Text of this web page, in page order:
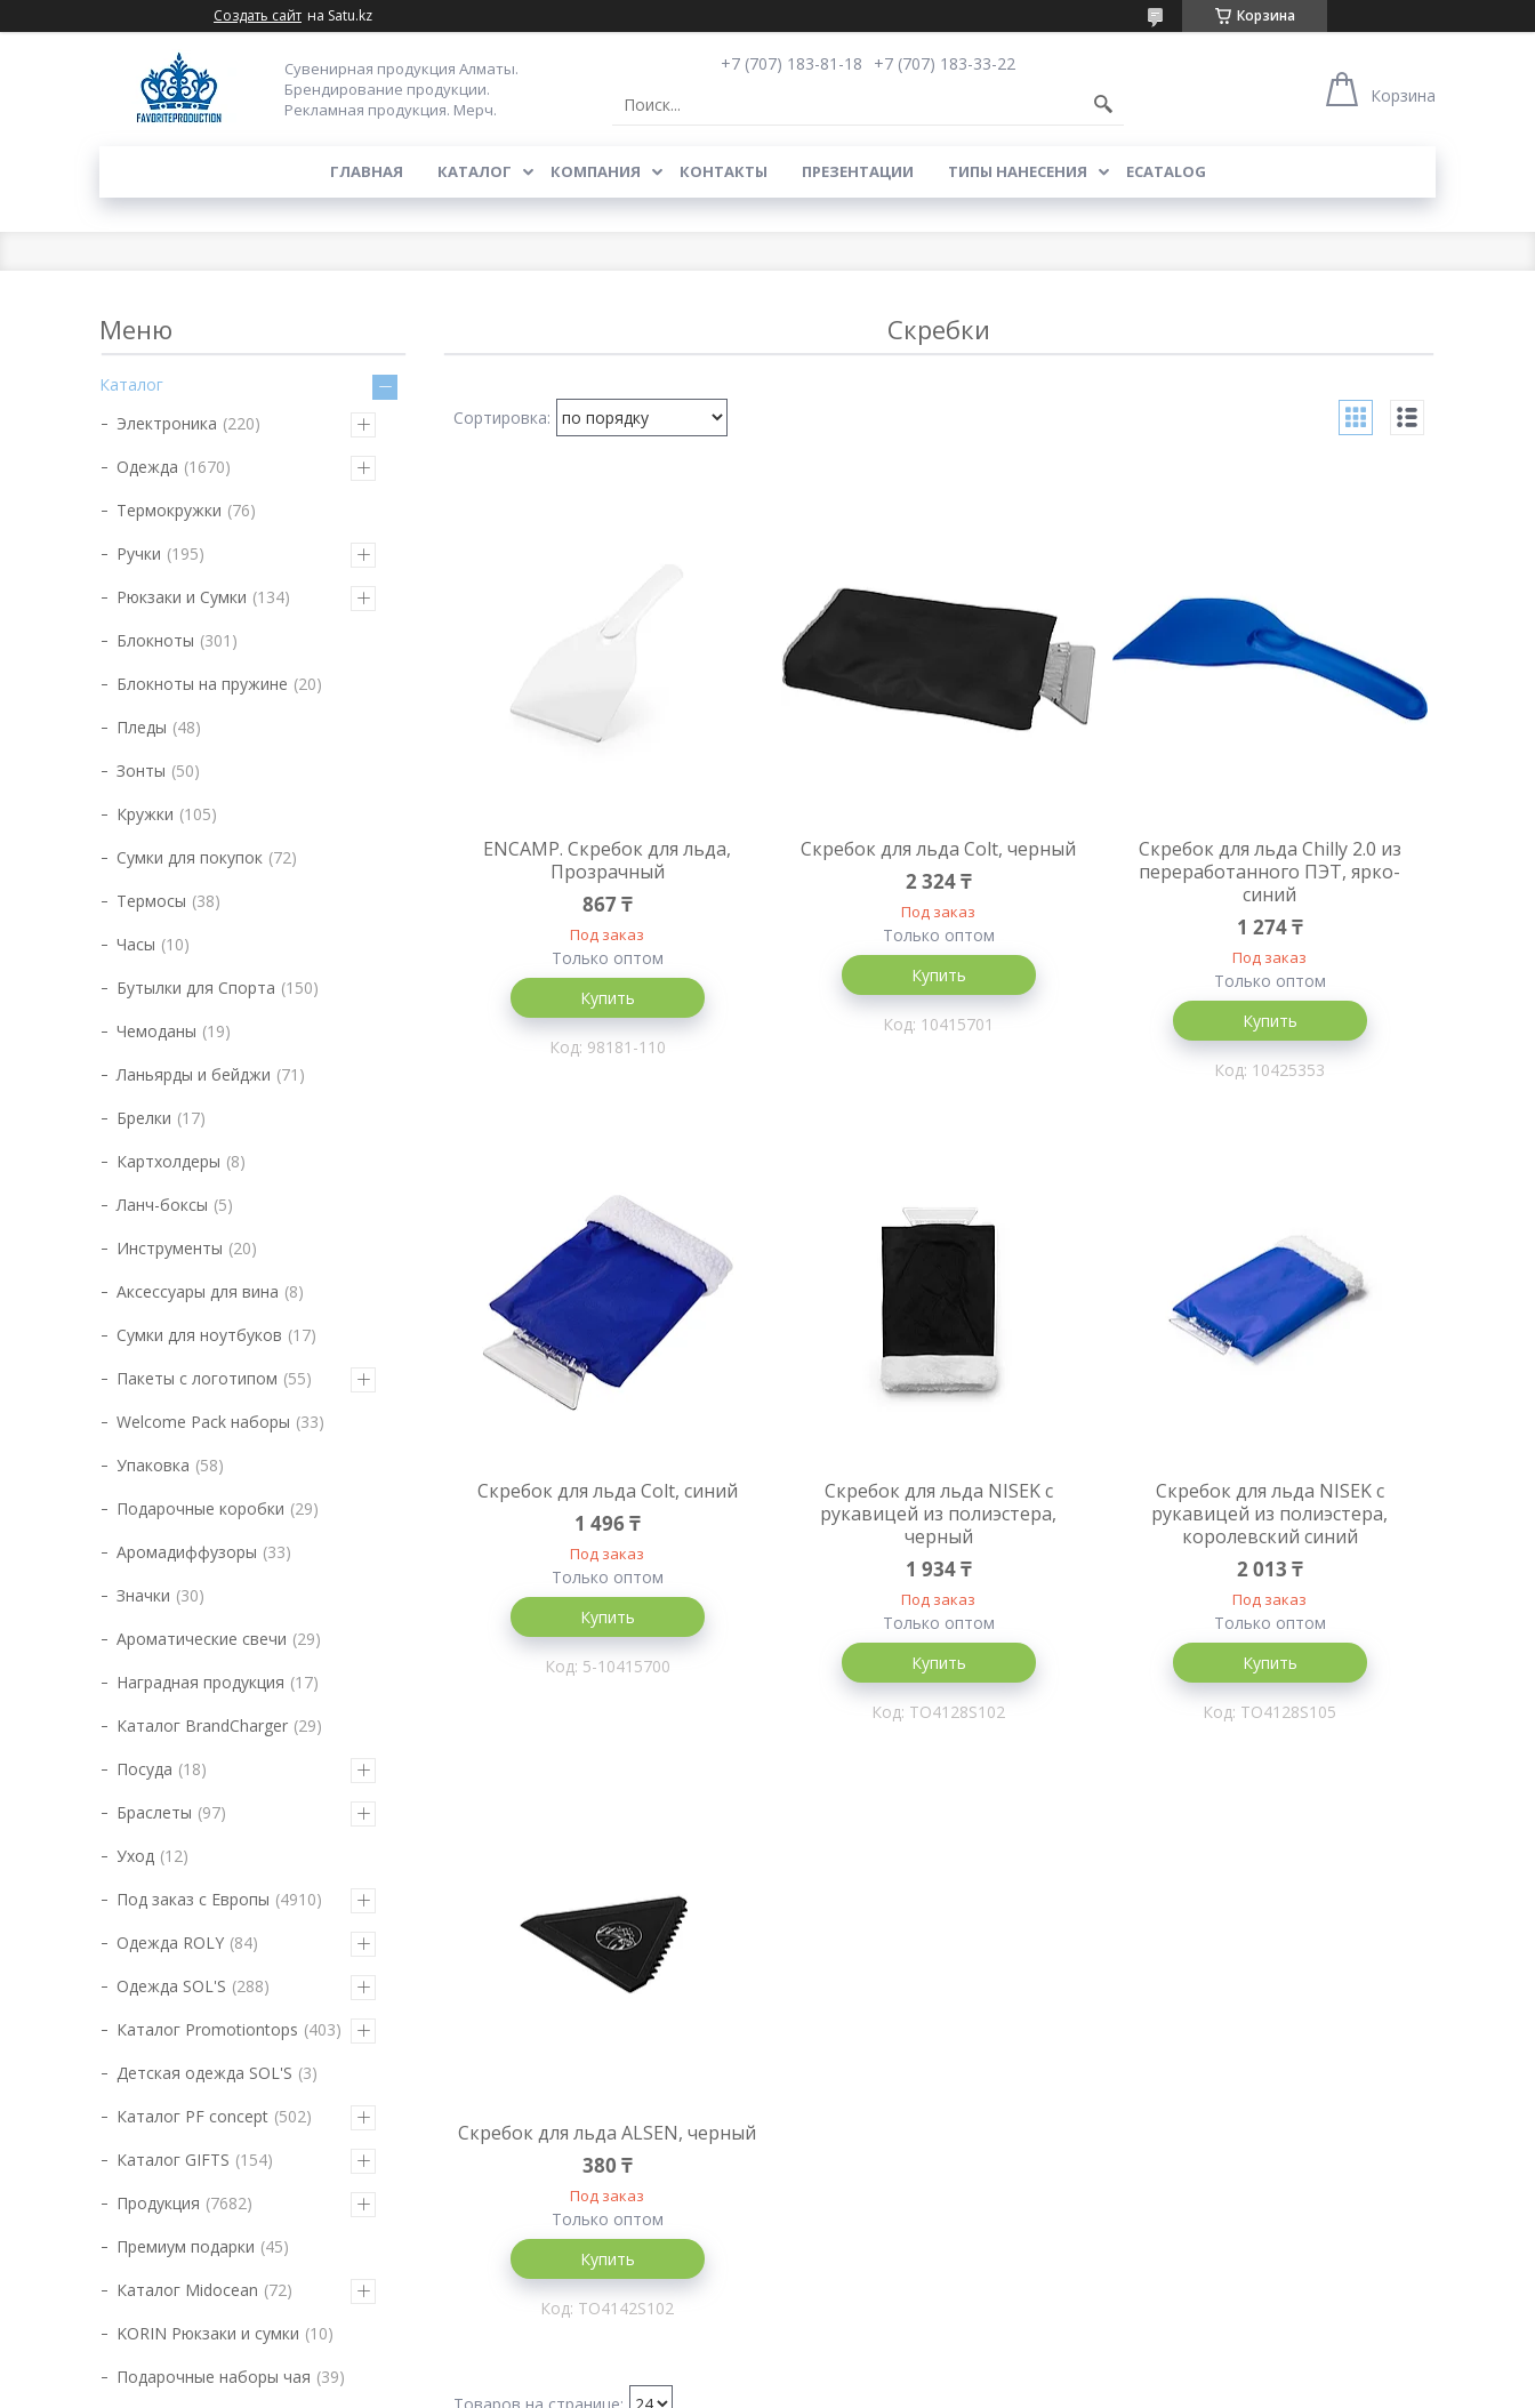
Создать сайт на Satu.kz Корзина
Сувенирная продукция Алматы.
Брендирование продукции.
Рекламная продукция. Мерч.
+7 (707) 183-81-18
+7 (707) 183-33-22
Корзина
ГЛАВНАЯ КАТАЛОГ КОМПАНИЯ КОНТАКТЫ ПРЕЗЕНТАЦИИ ТИПЫ НАНЕСЕНИЯ ECATALOG
Скребки
ENCAMP. Скребок для льда,
Прозрачный
867 ₸
Под заказ
Только оптом
Купить
98181-110
Скребок для льда Colt, черный
2 324 ₸
Под заказ
Только оптом
Купить
10415701
Скребок для льда Chilly 2.0 из
переработанного ПЭТ, ярко-
синий
1 274 ₸
Под заказ
Только оптом
Купить
10425353
Скребок для льда Colt, синий
1 496 ₸
Под заказ
Только оптом
Купить
5-10415700
Скребок для льда NISEK с
рукавицей из полиэстера,
черный
1 934 ₸
Под заказ
Только оптом
Купить
TO4128S102
Скребок для льда NISEK с
рукавицей из полиэстера,
королевский синий
2 013 ₸
Под заказ
Только оптом
Купить
TO4128S105
Скребок для льда ALSEN, черный
380 ₸
Под заказ
Только оптом
Купить
TO4142S102
Каталог
Электроника 220
Одежда 1670
Термокружки 76
Ручки 195
Рюкзаки и Сумки 134
Блокноты 301
Блокноты на пружине 20
Пледы 48
Зонты 50
Кружки 105
Сумки для покупок 72
Термосы 38
Часы 10
Бутылки для Спорта 150
Чемоданы 19
Ланьярды и бейджи 71
Брелки 17
Картхолдеры 8
Ланч-боксы 5
Инструменты 20
Аксессуары для вина 8
Сумки для ноутбуков 17
Пакеты с логотипом 55
Welcome Pack наборы 33
Упаковка 58
Подарочные коробки 29
Аромадиффузоры 33
Значки 30
Ароматические свечи 29
Наградная продукция 17
Каталог BrandCharger 29
Посуда 18
Браслеты 97
Уход 12
Под заказ с Европы 4910
Одежда ROLY 84
Одежда SOL'S 288
Каталог Promotiontops 403
Детская одежда SOL'S 3
Каталог PF concept 502
Каталог GIFTS 154
Продукция 7682
Премиум подарки 45
Каталог Midocean 72
KORIN Рюкзаки и сумки 10
Подарочные наборы чая 39